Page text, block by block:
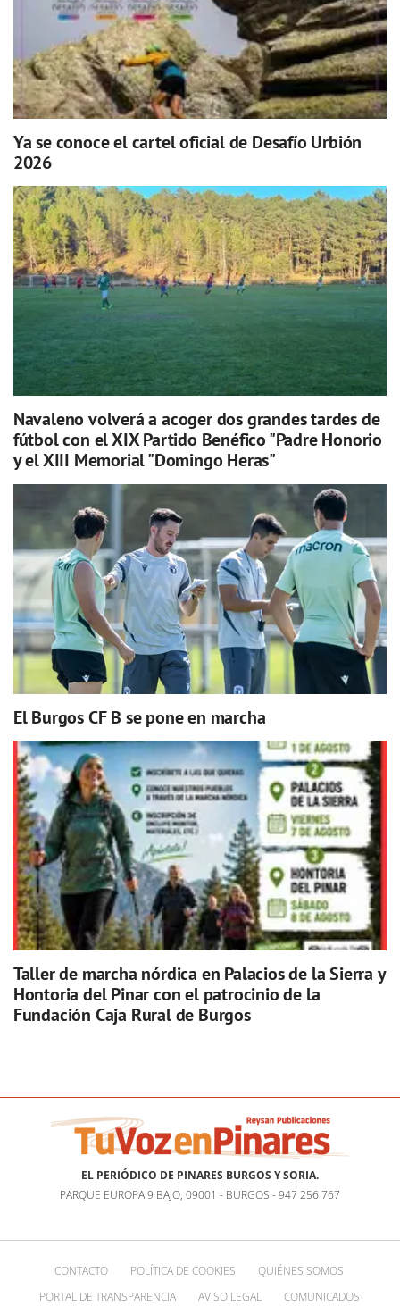
Ya se conoce el cartel oficial de Desafío Urbión
2026
Navaleno volverá a acoger dos grandes tardes de
fútbol con el XIX Partido Benéfico "Padre Honorio
y el XIII Memorial "Domingo Heras"
El Burgos CF B se pone en marcha
Taller de marcha nórdica en Palacios de la Sierra y
Hontoria del Pinar con el patrocinio de la
Fundación Caja Rural de Burgos
EL PERIÓDICO DE PINARES BURGOS Y SORIA.
PARQUE EUROPA 9 BAJO, 09001 - BURGOS - 947 256 767
CONTACTO POLÍTICA DE COOKIES
QUIÉNES SOMOS
PORTAL DE TRANSPARENCIA
AVISO LEGAL COMUNICADOS